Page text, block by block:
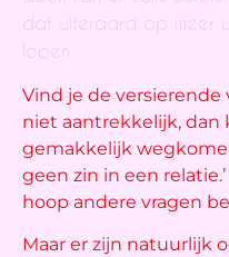
dat uiteraard op meer
lopen.
Vind je de versierende
niet aantrekkelijk, dan
gemakkelijk
geen zin in een
hoop andere vragen
Maar er zijn natuurlijk